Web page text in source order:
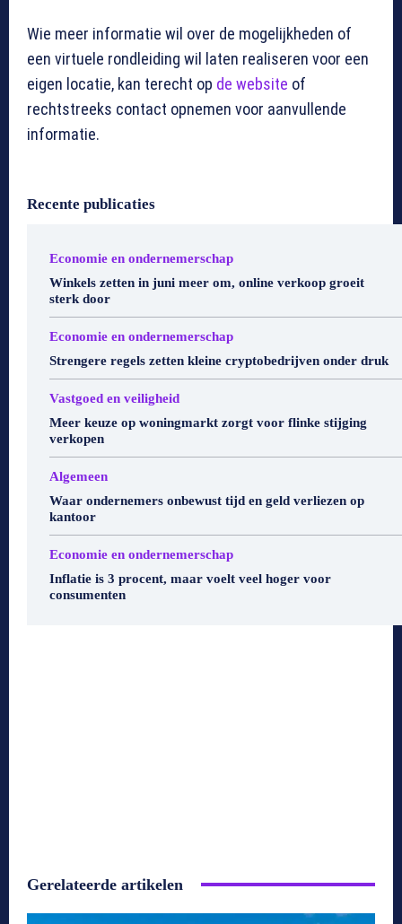
Wie meer informatie wil over de mogelijkheden of
een virtuele rondleiding wil laten realiseren voor een
eigen locatie, kan terecht op de website of
rechtstreeks contact opnemen voor aanvullende
informatie.
Recente publicaties
Economie en ondernemerschap
Winkels zetten in juni meer om, online verkoop groeit
sterk door
Economie en ondernemerschap
Strengere regels zetten kleine cryptobedrijven onder druk
Vastgoed en veiligheid
Meer keuze op woningmarkt zorgt voor flinke stijging
verkopen
Algemeen
Waar ondernemers onbewust tijd en geld verliezen op
kantoor
Economie en ondernemerschap
Inflatie is 3 procent, maar voelt veel hoger voor
consumenten
Gerelateerde artikelen